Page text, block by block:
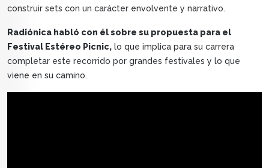
construir sets con un carácter envolvente y narrativo.
Radiónica habló con él sobre su propuesta para el
Festival Estéreo Picnic, lo que implica para su carrera
completar este recorrido por grandes festivales y lo que
viene en su camino.